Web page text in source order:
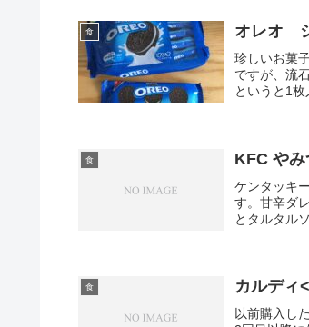
食 オレオ
珍しいお菓
ですが、流
というと1
食 KFC や
ケンタッキ
す。甘辛ダ
とタルタル
食 カルディ
以前購入し